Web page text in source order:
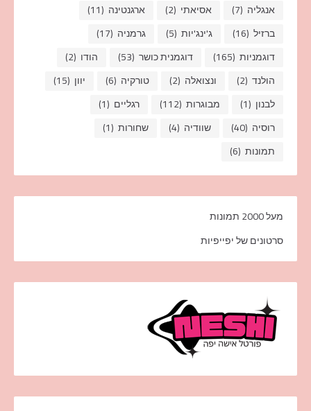
אנגליה (7) אסיאתי (2) ארגנטינה (11)
ברזיל (16) ג'ינג'יות (5) גרמניה (17)
דוגמניות (165) דוגמנית כושר (53) הודו (2)
הולנד (2) ונצואלה (2) טורקיה (6) יוון (15)
לבנון (1) מבוגרות (112) רגליים (1)
רוסיה (40) שוודיה (4) שחורות (1)
תמונות (6)
מעל 2000 תמונות
סרטונים של יפייפיות